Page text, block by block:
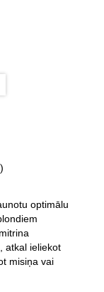
optimālu
atkal ieliekot
misiņa vai